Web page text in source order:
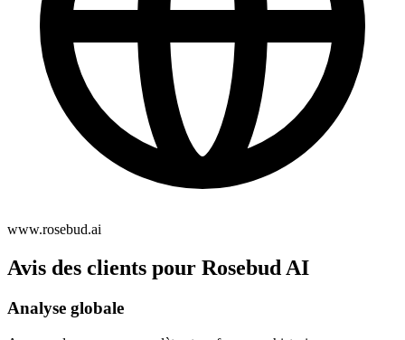
www.rosebud.ai
Avis des clients pour Rosebud AI
Analyse globale